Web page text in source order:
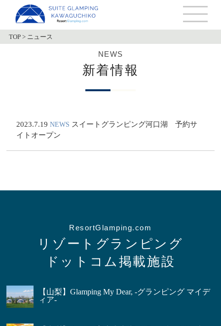
TOP > ニュース
NEWS
新着情報
2023.7.19 NEWS スイートグランピング河口湖 予約サ
イトオープン
ResortGlamping.com
リゾートグランピング
ドットコム掲載施設
【山梨】Glamping My Dear, -グランピング マイデ
ィア-